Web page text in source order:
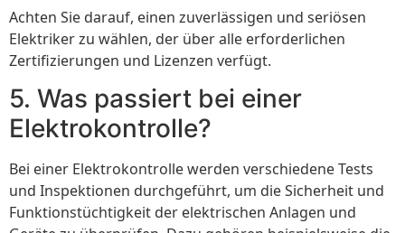
Achten Sie darauf, einen zuverlässigen und seriösen
Elektriker zu wählen, der über alle erforderlichen
Zertifizierungen und Lizenzen verfügt.
5. Was passiert bei einer
Elektrokontrolle?
Bei einer Elektrokontrolle werden verschiedene Tests
und Inspektionen durchgeführt, um die Sicherheit und
Funktionstüchtigkeit der elektrischen Anlagen und